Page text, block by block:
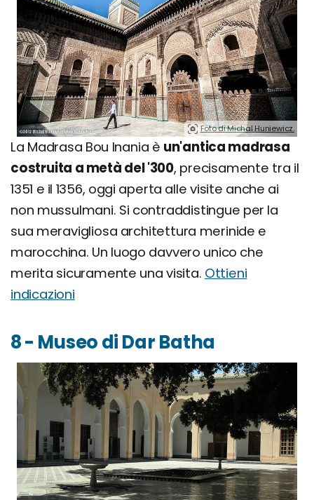
Foto di Michal Huniewicz.
La Madrasa Bou Inania è un'antica madrasa
costruita a metà del '300, precisamente tra il
1351 e il 1356, oggi aperta alle visite anche ai
non mussulmani. Si contraddistingue per la
sua meravigliosa architettura merinide e
marocchina. Un luogo davvero unico che
merita sicuramente una visita. Ottieni
indicazioni
8 - Museo di Dar Batha